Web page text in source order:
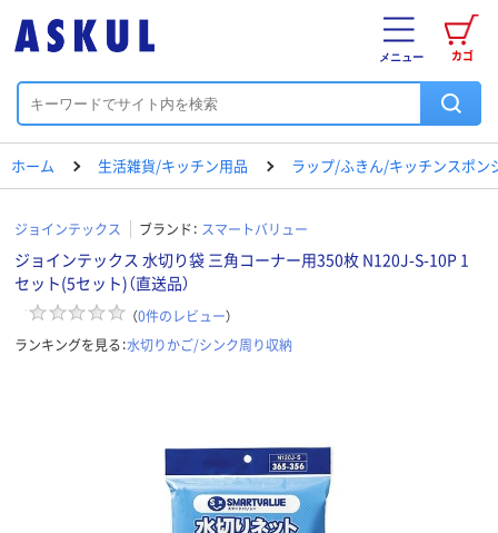
カゴ
メニュー
ホーム 生活雑貨/キッチン用品 ラップ/ふきん/キッチンスポン
ジョインテックス ブランド： スマートバリュー
ジョインテックス 水切り袋 三角コーナー用350枚 N120J-S-10P 1
セット(5セット)（直送品）
（0件のレビュー）
ランキングを見る：水切りかご/シンク周り収納